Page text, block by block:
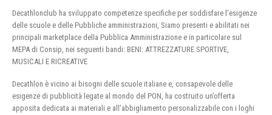
Decathlonclub ha sviluppato competenze specifiche per soddisfare l’esigenze
delle scuole e delle Pubbliche amministrazioni, Siamo presenti e abilitati nei
principali marketplace della Pubblica Amministrazione e in particolare sul
MEPA di Consip, nei seguenti bandi: BENI: ATTREZZATURE SPORTIVE,
MUSICALI E RICREATIVE
Decathlon è vicino ai bisogni delle scuole italiane e, consapevole delle
esigenze di pubblicità legate al mondo del PON, ha costruito un’offerta
apposita dedicata ai materiali e all’abbigliamento personalizzabile con i loghi